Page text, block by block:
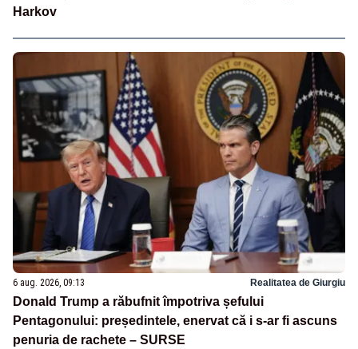
Harkov
6 aug. 2026, 09:13 Realitatea de Giurgiu
Donald Trump a răbufnit împotriva șefului
Pentagonului: președintele, enervat că i s-ar fi ascuns
penuria de rachete – SURSE